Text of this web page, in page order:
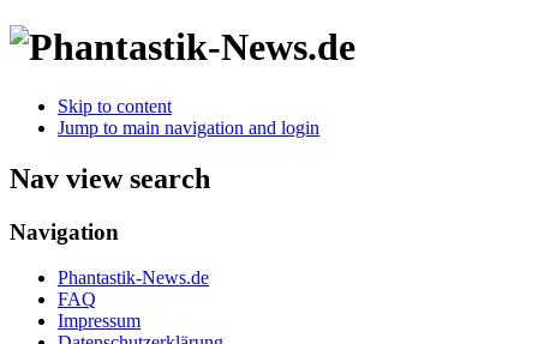
Skip to content
Jump to main navigation and login
Nav view search
Navigation
Phantastik-News.de
FAQ
Impressum